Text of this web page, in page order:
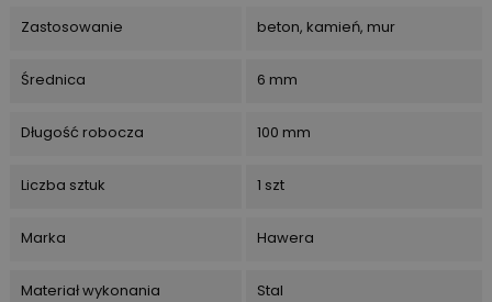
Zastosowanie beton, kamień, mur
Średnica 6 mm
Długość robocza 100 mm
Liczba sztuk 1 szt
Marka Hawera
Materiał wykonania Stal